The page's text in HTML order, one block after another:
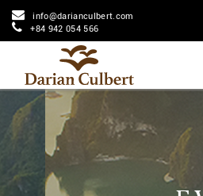
info@darianculbert.com
+84 942 054 566